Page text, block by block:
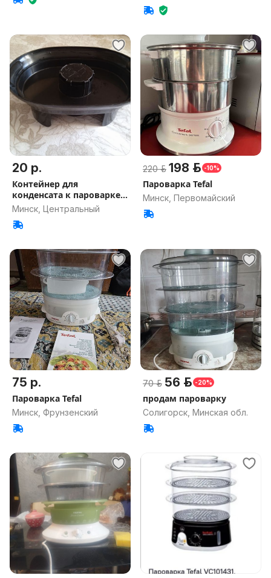
20 р.
Контейнер для
конденсата к пароварке
Tefal
Минск, Центральный
220 р. 198 р. -10%
Пароварка Tefal
Минск, Первомайский
75 р.
Пароварка Tefal
Минск, Фрунзенский
70 р. 56 р. -20%
продам пароварку
Солигорск, Минская обл.